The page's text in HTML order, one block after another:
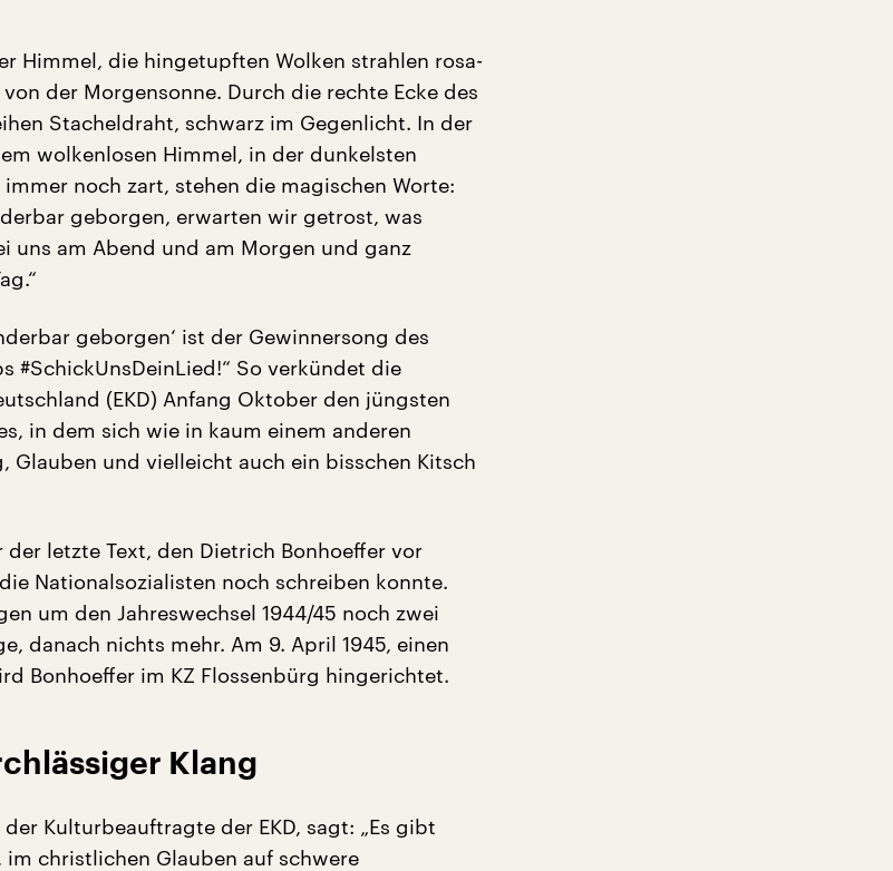
Himmel, die hingetupften Wolken strahlen rosa-
der Morgensonne. Durch die rechte Ecke des
Stacheldraht, schwarz im Gegenlicht. In der
wolkenlosen Himmel, in der dunkelsten
noch zart, stehen die magischen Worte:
geborgen, erwarten wir getrost, was
uns am Abend und am Morgen und ganz
geborgen‘ ist der Gewinnersong des
#SchickUnsDeinLied!“ So verkündet die
(EKD) Anfang Oktober den jüngsten
in dem sich wie in kaum einem anderen
Glauben und vielleicht auch ein bisschen Kitsch
der letzte Text, den Dietrich Bonhoeffer vor
Nationalsozialisten noch schreiben konnte.
um den Jahreswechsel 1944/45 noch zwei
danach nichts mehr. Am 9. April 1945, einen
Bonhoeffer im KZ Flossenbürg hingerichtet.
Klang
Kulturbeauftragte der EKD, sagt: „Es gibt
christlichen Glauben auf schwere